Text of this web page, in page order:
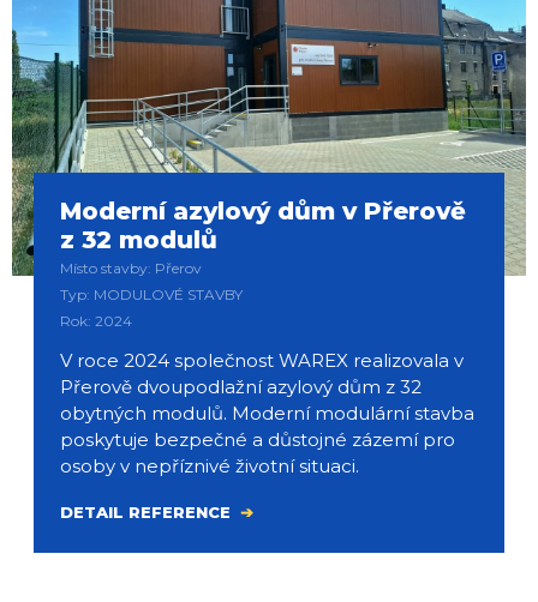
Moderní azylový dům v Přerově
z 32 modulů
Místo stavby: Přerov
Typ: MODULOVÉ STAVBY
Rok: 2024
V roce 2024 společnost WAREX realizovala v
Přerově dvoupodlažní azylový dům z 32
obytných modulů. Moderní modulární stavba
poskytuje bezpečné a důstojné zázemí pro
osoby v nepříznivé životní situaci.
DETAIL REFERENCE